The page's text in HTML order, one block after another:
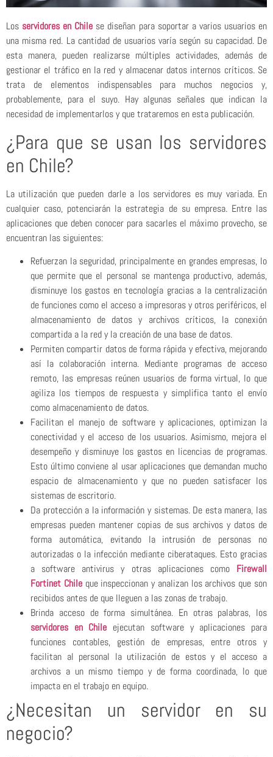
Los servidores en Chile se diseñan para soportar a varios usuarios en
una misma red. La cantidad de usuarios varía según su capacidad. De
esta manera, pueden realizarse múltiples actividades, además de
gestionar el tráfico en la red y almacenar datos internos críticos. Se
trata de elementos indispensables para muchos negocios y,
probablemente, para el suyo. Hay algunas señales que indican la
necesidad de implementarlos y que trataremos en esta publicación.
¿Para que se usan los servidores
en Chile?
La utilización que pueden darle a los servidores es muy variada. En
cualquier caso, potenciarán la estrategia de su empresa. Entre las
aplicaciones que deben conocer para sacarles el máximo provecho, se
encuentran las siguientes:
Refuerzan la seguridad, principalmente en grandes empresas, lo
que permite que el personal se mantenga productivo, además,
disminuye los gastos en tecnología gracias a la centralización
de funciones como el acceso a impresoras y otros periféricos, el
almacenamiento de datos y archivos críticos, la conexión
compartida a la red y la creación de una base de datos.
Permiten compartir datos de forma rápida y efectiva, mejorando
así la colaboración interna. Mediante programas de acceso
remoto, las empresas reúnen usuarios de forma virtual, lo que
agiliza los tiempos de respuesta y simplifica tanto el envío
como almacenamiento de datos.
Facilitan el manejo de software y aplicaciones, optimizan la
conectividad y el acceso de los usuarios. Asimismo, mejora el
desempeño y disminuye los gastos en licencias de programas.
Esto último conviene al usar aplicaciones que demandan mucho
espacio de almacenamiento y que no pueden satisfacer los
sistemas de escritorio.
Da protección a la información y sistemas. De esta manera, las
empresas pueden mantener copias de sus archivos y datos de
forma automática, evitando la intrusión de personas no
autorizadas o la infección mediante ciberataques. Esto gracias
a software antivirus y otras aplicaciones como Firewall
Fortinet Chileque inspeccionan y analizan los archivos que son
recibidos antes de que lleguen a las zonas de trabajo.
Brinda acceso de forma simultánea. En otras palabras, los
servidores en Chile ejecutan software y aplicaciones para
funciones contables, gestión de empresas, entre otros y
facilitan al personal la utilización de estos y el acceso a
archivos a un mismo tiempo y de forma coordinada, lo que
impacta en el trabajo en equipo.
¿Necesitan un servidor en su
negocio?